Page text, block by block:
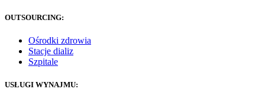
OUTSOURCING:
Ośrodki zdrowia
Stacje dializ
Szpitale
USŁUGI WYNAJMU: